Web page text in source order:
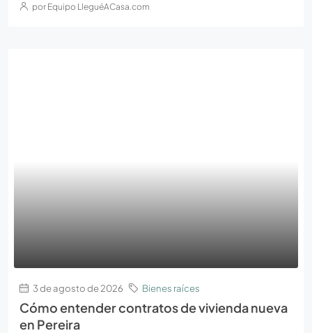
por Equipo LleguéACasa.com
3 de agosto de 2026 Bienes raíces
Cómo entender contratos de vivienda nueva
en Pereira